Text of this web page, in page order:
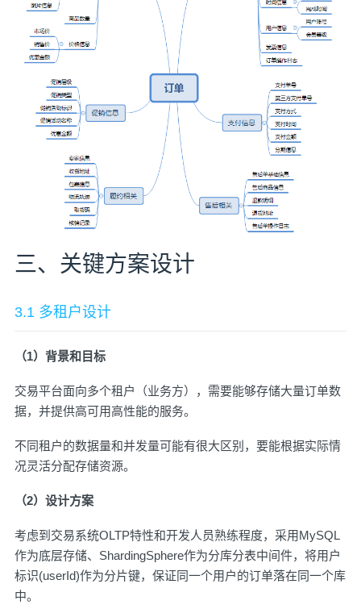
三、关键方案设计
3.1 多租户设计
（1）背景和目标
交易平台面向多个租户（业务方），需要能够存储大量订单数
据，并提供高可用高性能的服务。
不同租户的数据量和并发量可能有很大区别，要能根据实际情
况灵活分配存储资源。
（2）设计方案
考虑到交易系统OLTP特性和开发人员熟练程度，采用MySQL
作为底层存储、ShardingSphere作为分库分表中间件，将用户
标识(userId)作为分片键，保证同一个用户的订单落在同一个库
中。